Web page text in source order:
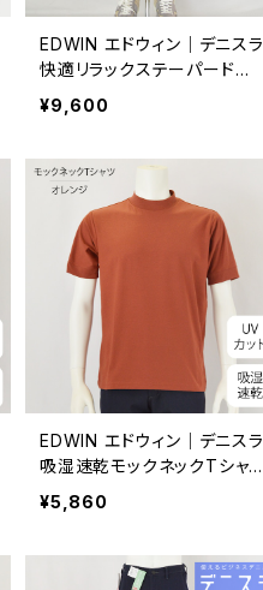
EDWIN エドウィン｜デニスラ
快適リラックステーパードパ
ンツ｜メンズ edb107 C.グレ
¥9,600
EDWIN エドウィン｜デニスラ
吸湿速乾モックネックTシャ
ツ｜UVカット ストレッチ メン
ズ EDB607 オレンジ
¥5,860